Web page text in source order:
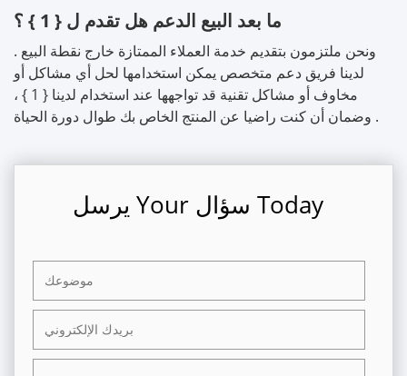
ما بعد البيع الدعم هل تقدم ل { 1 } ؟
ونحن ملتزمون بتقديم خدمة العملاء الممتازة خارج نقطة البيع .
لدينا فريق دعم متخصص يمكن استخدامها لحل أي مشاكل أو
مخاوف أو مشاكل تقنية قد تواجهها عند استخدام لدينا { 1 } ،
وضمان أن كنت راضيا عن المنتج الخاص بك طوال دورة الحياة .
يرسل Your سؤال Today